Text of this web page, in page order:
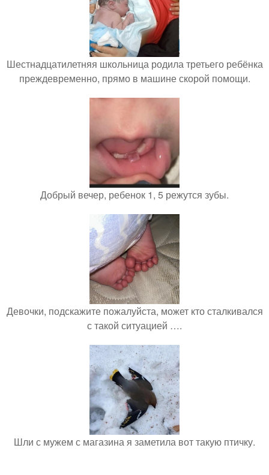
Шестнадцатилетняя школьница родила третьего ребёнка
преждевременно, прямо в машине скорой помощи.
Добрый вечер, ребенок 1, 5 режутся зубы.
Девочки, подскажите пожалуйста, может кто сталкивался
с такой ситуацией ….
Шли с мужем с магазина я заметила вот такую птичку.